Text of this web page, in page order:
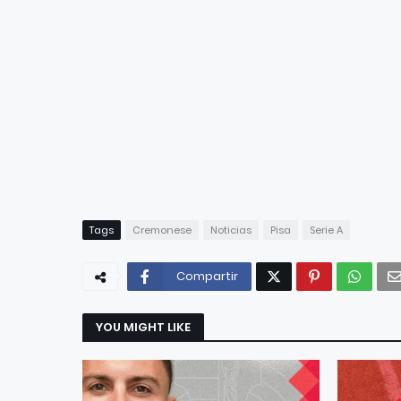
Tags Cremonese Noticias Pisa Serie A
Compartir
YOU MIGHT LIKE